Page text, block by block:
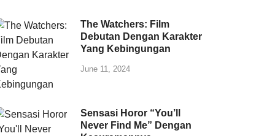
The Watchers: Film
Debutan Dengan Karakter
Yang Kebingungan
June 11, 2024
Sensasi Horor “You’ll
Never Find Me” Dengan